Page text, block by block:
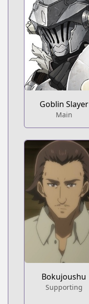
Goblin Slayer
Main
Bokujoushu
Supporting